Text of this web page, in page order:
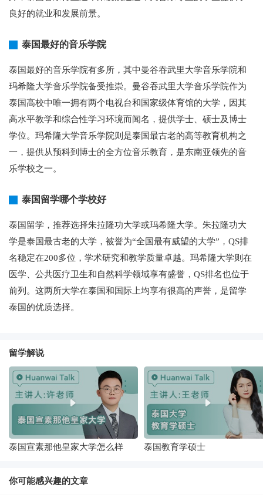
良好的就业和发展前景。
泰国最好的音乐学院
泰国最好的音乐学院有多所，其中曼谷吞武里大学音乐学院和
玛希隆大学音乐学院备受推崇。曼谷吞武里大学音乐学院作为
泰国高校中唯一拥有两个电视台和国家级体育馆的大学，因其
高水平教学和综合性学习环境而闻名，提供学士、硕士及博士
学位。玛希隆大学音乐学院则是泰国最古老的高等教育机构之
一，提供从预科到博士的全方位音乐教育，是东南亚领先的音
乐学校之一。
泰国留学哪个学校好
泰国留学，推荐选择朱拉隆功大学或玛希隆大学。朱拉隆功大
学是泰国最古老的大学，被誉为“全国最有威望的大学”，QS排
名稳定在200多位，学术研究和教学质量卓越。玛希隆大学则在
医学、公共医疗卫生和自然科学领域享有盛誉，QS排名也位于
前列。这两所大学在泰国和国际上均享有很高的声誉，是留学
泰国的优质选择。
留学解说
泰国宣素那他皇家大学怎么样 泰国教育学硕士
你可能感兴趣的文章